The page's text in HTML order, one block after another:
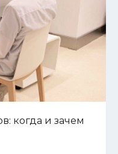
когда и зачем